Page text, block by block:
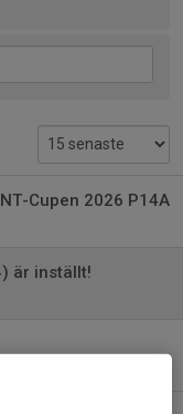
Cupen 2026 P14A
är inställt!